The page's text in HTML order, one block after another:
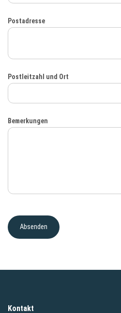
Postadresse
Postleitzahl und Ort
Bemerkungen
Kontakt